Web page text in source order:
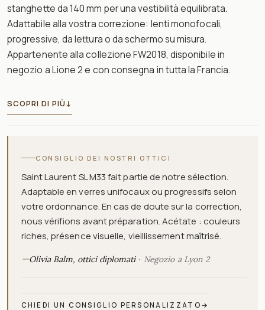
stanghette da 140 mm per una vestibilità equilibrata.
Adattabile alla vostra correzione: lenti monofocali,
progressive, da lettura o da schermo su misura.
Appartenente alla collezione FW2018, disponibile in
negozio a Lione 2 e con consegna in tutta la Francia.
SCOPRI DI PIÙ↓
CONSIGLIO DEI NOSTRI OTTICI
Saint Laurent SL M33 fait partie de notre sélection.
Adaptable en verres unifocaux ou progressifs selon
votre ordonnance. En cas de doute sur la correction,
nous vérifions avant préparation. Acétate : couleurs
riches, présence visuelle, vieillissement maîtrisé.
—Olivia Balm, ottici diplomati Negozio a Lyon 2
CHIEDI UN CONSIGLIO PERSONALIZZATO →